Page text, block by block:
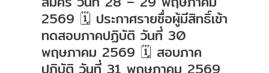
2569 🗓 ประกาศรายชื่อผู้มีสิทธิ์เข้า
ทดสอบภาคปฏิบัติ วันที่ 30
พฤษภาคม 2569 🗓 สอบภาค
ปฏิบัติ วันที่ 31 พฤษภาคม 2569